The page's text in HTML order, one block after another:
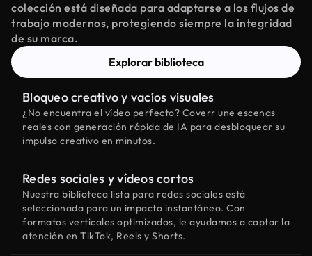
colección está diseñada para adaptarse a los flujos de
trabajo modernos, protegiendo siempre la integridad
de su marca.
Explorar biblioteca
Bloqueo creativo y vacíos visuales
¿No encuentra el vídeo perfecto? Coverr une escenas
reales con generación rápida de IA para desbloquear su
impulso creativo en minutos.
Redes sociales y vídeos cortos
Nuestra biblioteca lista para redes sociales está
seleccionada para un impacto instantáneo. Con
formatos verticales optimizados, le ayudamos a captar la
atención en TikTok, Reels y Shorts.